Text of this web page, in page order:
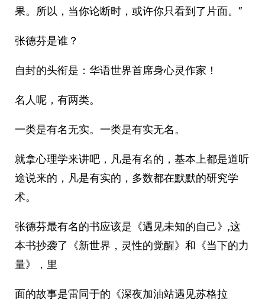
果。所以，当你论断时，或许你只看到了片面。”
张德芬是谁？
自封的头衔是：华语世界首席身心灵作家！
名人呢，有两类。
一类是有名无实。一类是有实无名。
就拿心理学来讲吧，凡是有名的，基本上都是道听
途说来的，凡是有实的，多数都在默默的研究学
术。
张德芬最有名的书应该是《遇见未知的自己》,这
本书抄袭了《新世界，灵性的觉醒》和《当下的力
量》，里
面的故事是雷同于的《深夜加油站遇见苏格拉